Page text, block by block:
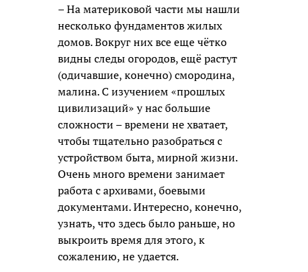
– На материковой части мы нашли
несколько фундаментов жилых
домов. Вокруг них все еще чётко
видны следы огородов, ещё растут
(одичавшие, конечно) смородина,
малина. С изучением «прошлых
цивилизаций» у нас большие
сложности – времени не хватает,
чтобы тщательно разобраться с
устройством быта, мирной жизни.
Очень много времени занимает
работа с архивами, боевыми
документами. Интересно, конечно,
узнать, что здесь было раньше, но
выкроить время для этого, к
сожалению, не удается.